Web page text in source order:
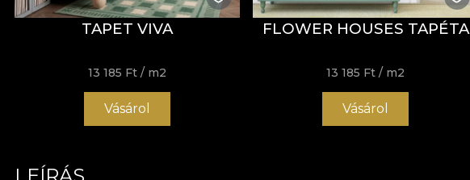
TAPET VIVA
13 185 Ft / m2
Vásárol
FLOWER HOUSES TAPÉTA
13 185 Ft / m2
Vásárol